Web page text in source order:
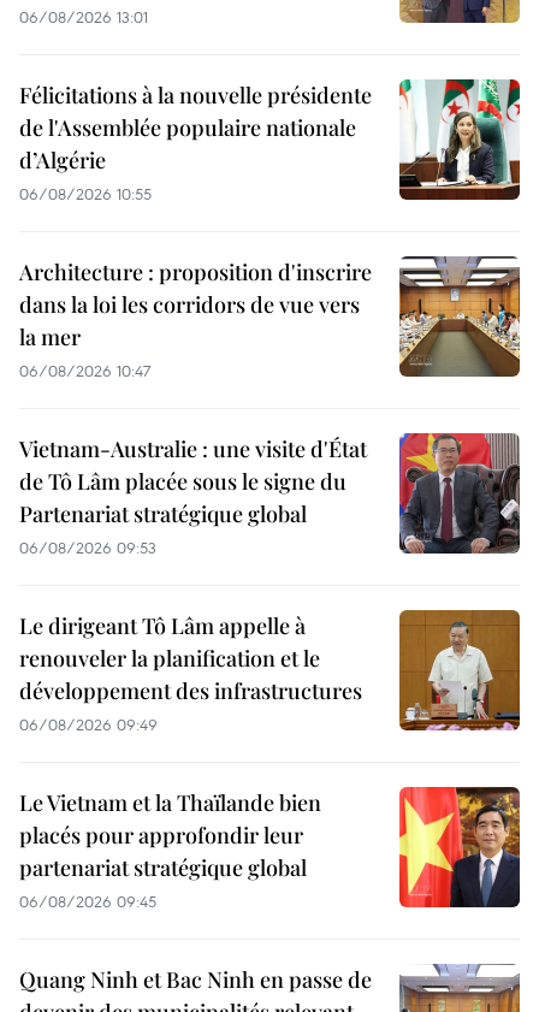
06/08/2026 13:01
Félicitations à la nouvelle présidente
de l'Assemblée populaire nationale
d’Algérie
06/08/2026 10:55
Architecture : proposition d'inscrire
dans la loi les corridors de vue vers
la mer
06/08/2026 10:47
Vietnam-Australie : une visite d'État
de Tô Lâm placée sous le signe du
Partenariat stratégique global
06/08/2026 09:53
Le dirigeant Tô Lâm appelle à
renouveler la planification et le
développement des infrastructures
06/08/2026 09:49
Le Vietnam et la Thaïlande bien
placés pour approfondir leur
partenariat stratégique global
06/08/2026 09:45
Quang Ninh et Bac Ninh en passe de